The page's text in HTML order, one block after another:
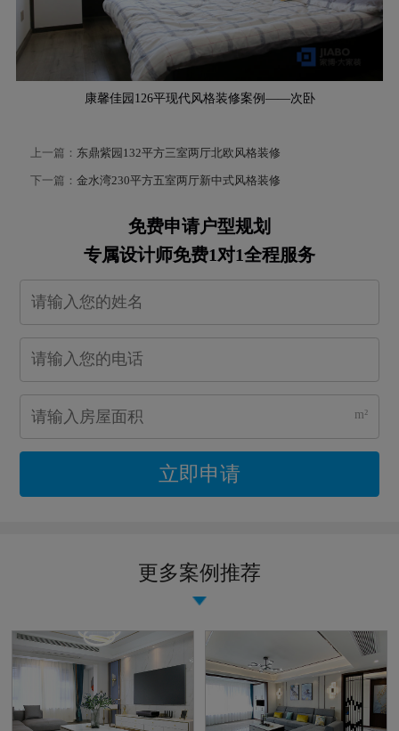
康馨佳园126平现代风格装修案例——次卧
上一篇： 东鼎紫园132平方三室两厅北欧风格装修
下一篇： 金水湾230平方五室两厅新中式风格装修
免费申请户型规划
专属设计师免费1对1全程服务
m²
立即申请
更多案例推荐